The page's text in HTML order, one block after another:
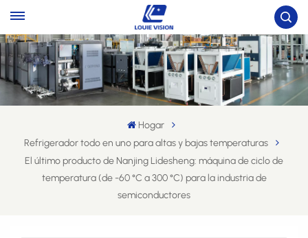
Hogar
Refrigerador todo en uno para altas y bajas temperaturas
El último producto de Nanjing Lidesheng: máquina de ciclo de
temperatura (de -60 °C a 300 °C) para la industria de
semiconductores